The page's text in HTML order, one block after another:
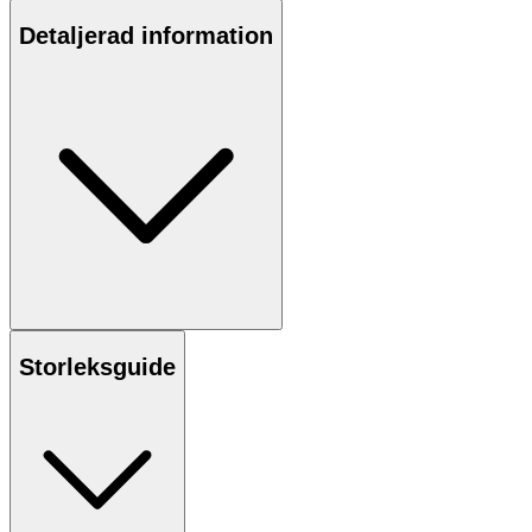
Detaljerad information
Storleksguide